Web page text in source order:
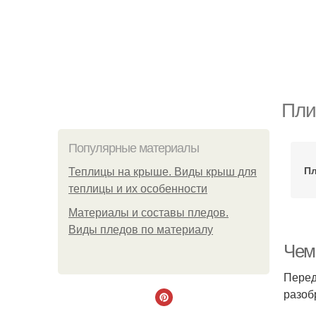
Популярные материалы
Теплицы на крыше. Виды крыш для
теплицы и их особенности
Материалы и составы пледов.
Виды пледов по материалу
Чем